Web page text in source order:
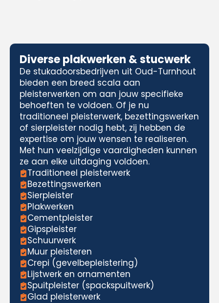
Diverse plakwerken & stucwerk
De stukadoorsbedrijven uit Oud-Turnhout
bieden een breed scala aan
pleisterwerken om aan jouw specifieke
behoeften te voldoen. Of je nu
traditioneel pleisterwerk, bezettingswerken
of sierpleister nodig hebt, zij hebben de
expertise om jouw wensen te realiseren.
Met hun veelzijdige vaardigheden kunnen
ze aan elke uitdaging voldoen.
Traditioneel pleisterwerk
Bezettingswerken
Sierpleister
Plakwerken
Cementpleister
Gipspleister
Schuurwerk
Muur pleisteren
Crepi (gevelbepleistering)
Lijstwerk en ornamenten
Spuitpleister (spackspuitwerk)
Glad pleisterwerk